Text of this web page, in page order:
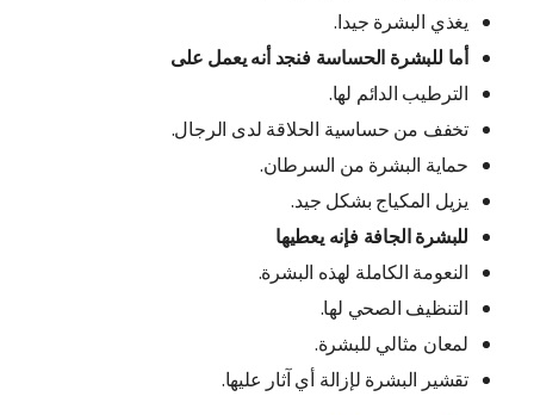
يغذي البشرة جيدا.
أما للبشرة الحساسة فنجد أنه يعمل على
الترطيب الدائم لها.
تخفف من حساسية الحلاقة لدى الرجال.
حماية البشرة من السرطان.
يزيل المكياج بشكل جيد.
للبشرة الجافة فإنه يعطيها
النعومة الكاملة لهذه البشرة.
التنظيف الصحي لها.
لمعان مثالي للبشرة.
تقشير البشرة لإزالة أي آثار عليها.